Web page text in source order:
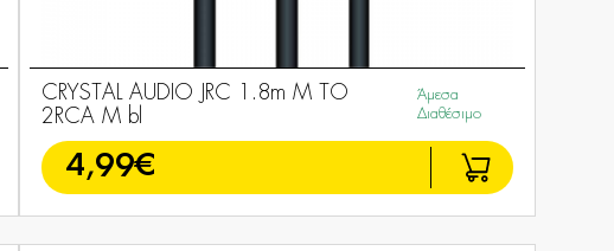
CRYSTAL AUDIO JRC 1.8m M TO
2RCA M bl
Άμεσα
Διαθέσιμο
4,99€